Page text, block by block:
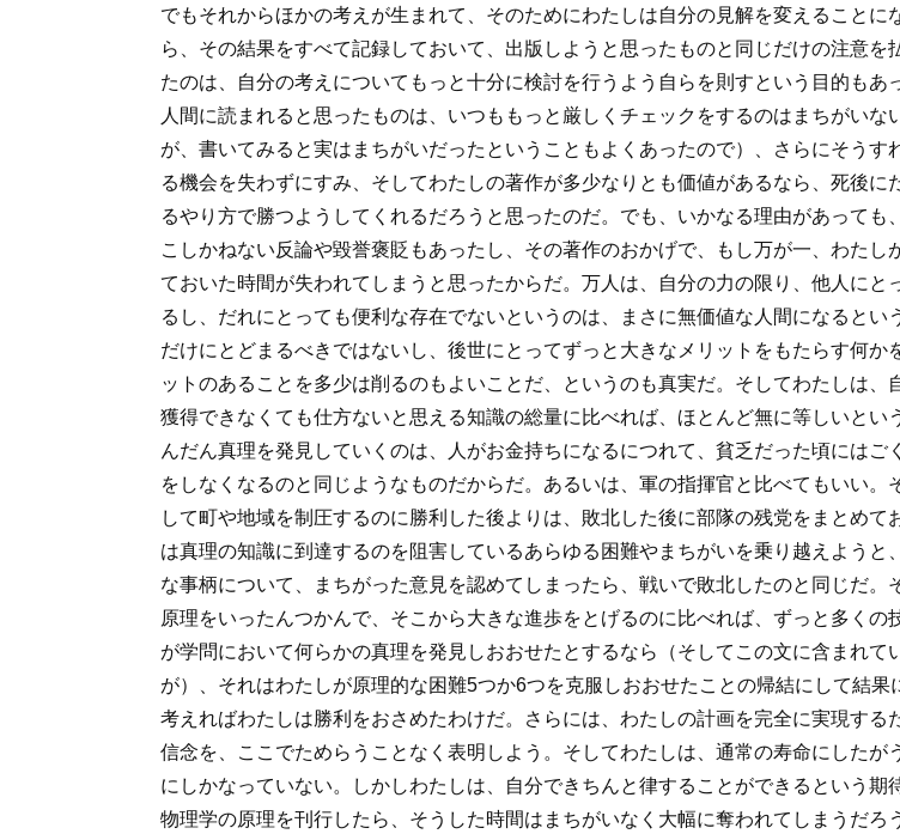
でもそれからほかの考えが生まれて、そのためにわたしは自分の見解を変えること
ら、その結果をすべて記録しておいて、出版しようと思ったものと同じだけの注意
たのは、自分の考えについてもっと十分に検討を行うよう自らを則すという目的も
人間に読まれると思ったものは、いつももっと厳しくチェックをするのはまちがい
が、書いてみると実はまちがいだったということもよくあったので）、さらにそう
る機会を失わずにすみ、そしてわたしの著作が多少なりとも価値があるなら、死後
るやり方で勝つようしてくれるだろうと思ったのだ。でも、いかなる理由があって
こしかねない反論や毀誉褒貶もあったし、その著作のおかげで、もし万が一、わた
ておいた時間が失われてしまうと思ったからだ。万人は、自分の力の限り、他人に
るし、だれにとっても便利な存在でないというのは、まさに無価値な人間になると
だけにとどまるべきではないし、後世にとってずっと大きなメリットをもたらす何
ットのあることを多少は削るのもよいことだ、というのも真実だ。そしてわたしは
獲得できなくても仕方ないと思える知識の総量に比べれば、ほとんど無に等しいと
んだん真理を発見していくのは、人がお金持ちになるにつれて、貧乏だった頃には
をしなくなるのと同じようなものだからだ。あるいは、軍の指揮官と比べてもいい
して町や地域を制圧するのに勝利した後よりは、敗北した後に部隊の残党をまとめ
は真理の知識に到達するのを阻害しているあらゆる困難やまちがいを乗り越えよう
な事柄について、まちがった意見を認めてしまったら、戦いで敗北したのと同じだ
原理をいったんつかんで、そこから大きな進歩をとげるのに比べれば、ずっと多く
が学問において何らかの真理を発見しおおせたとするなら（そしてこの文に含まれ
が）、それはわたしが原理的な困難5つか6つを克服しおおせたことの帰結にして結
考えればわたしは勝利をおさめたわけだ。さらには、わたしの計画を完全に実現す
信念を、ここでためらうことなく表明しよう。そしてわたしは、通常の寿命にした
にしかなっていない。しかしわたしは、自分できちんと律することができるという
物理学の原理を刊行したら、そうした時間はまちがいなく大幅に奪われてしまうだ